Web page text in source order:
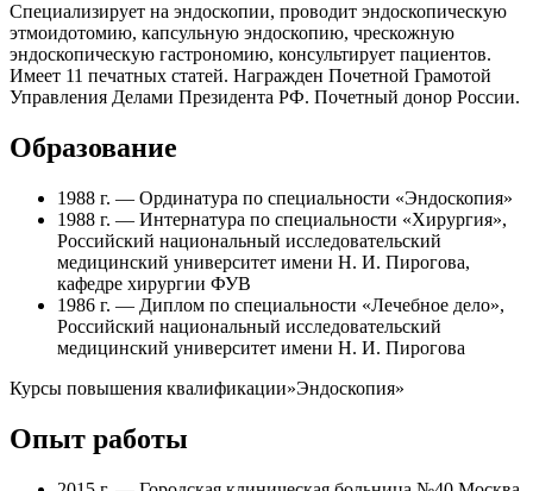
Специализирует на эндоскопии, проводит эндоскопическую
этмоидотомию, капсульную эндоскопию, чрескожную
эндоскопическую гастрономию, консультирует пациентов.
Имеет 11 печатных статей. Награжден Почетной Грамотой
Управления Делами Президента РФ. Почетный донор России.
Образование
1988 г. — Ординатура по специальности «Эндоскопия»
1988 г. — Интернатура по специальности «Хирургия»,
Российский национальный исследовательский
медицинский университет имени Н. И. Пирогова,
кафедре хирургии ФУВ
1986 г. — Диплом по специальности «Лечебное дело»,
Российский национальный исследовательский
медицинский университет имени Н. И. Пирогова
Курсы повышения квалификации»Эндоскопия»
Опыт работы